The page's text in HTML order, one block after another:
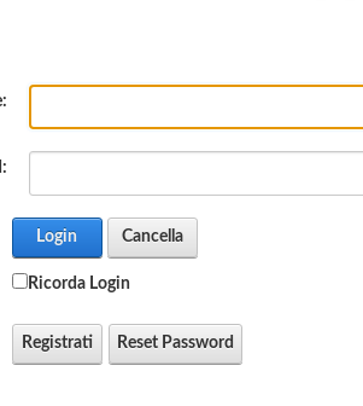
Login Cancella
Ricorda Login
Registrati Reset Password